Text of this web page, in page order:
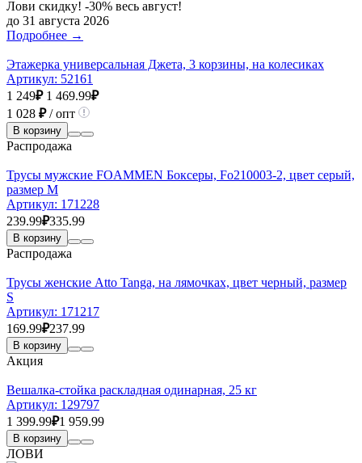
Лови скидку! -30% весь август!
до 31 августа 2026
Подробнее →
Этажерка универсальная Джета, 3 корзины, на колесиках
Артикул: 52161
1 249₽ 1 469.99₽
1 028 ₽/ опт
В корзину
Распродажа
Трусы мужские FOAMMEN Боксеры, Fo210003-2, цвет серый,
размер М
Артикул: 171228
239.99₽335.99
В корзину
Распродажа
Трусы женские Atto Tanga, на лямочках, цвет черный, размер
S
Артикул: 171217
169.99₽237.99
В корзину
Акция
Вешалка-стойка раскладная одинарная, 25 кг
Артикул: 129797
1 399.99₽1 959.99
В корзину
ЛОВИ